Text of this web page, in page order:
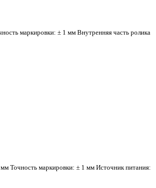
маркировки: ± 1 мм Внутренняя часть ролика
Точность маркировки: ± 1 мм Источник питания: